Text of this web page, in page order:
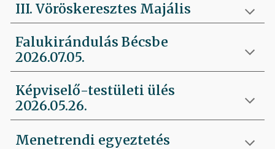
III. Vöröskeresztes Majális
Falukirándulás Bécsbe
2026.07.05.
Képviselő-testületi ülés
2026.05.26.
Menetrendi egyeztetés